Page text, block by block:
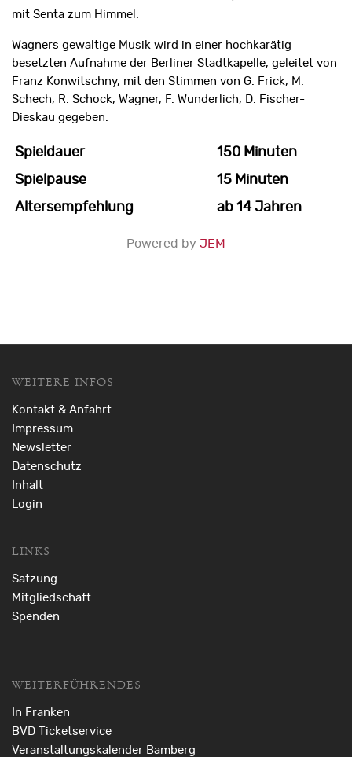
mit Senta zum Himmel.
Wagners gewaltige Musik wird in einer hochkarätig
besetzten Aufnahme der Berliner Stadtkapelle, geleitet von
Franz Konwitschny, mit den Stimmen von G. Frick, M.
Schech, R. Schock, Wagner, F. Wunderlich, D. Fischer-
Dieskau gegeben.
Spieldauer
150 Minuten
Spielpause
15 Minuten
Altersempfehlung
ab 14 Jahren
Powered by JEM
WEITERE INFOS
Kontakt & Anfahrt
Impressum
Newsletter
Datenschutz
Inhalt
Login
LINKS
Satzung
Mitgliedschaft
Spenden
WEITERFÜHRENDES
In Franken
BVD Ticketservice
Veranstaltungskalender Bamberg